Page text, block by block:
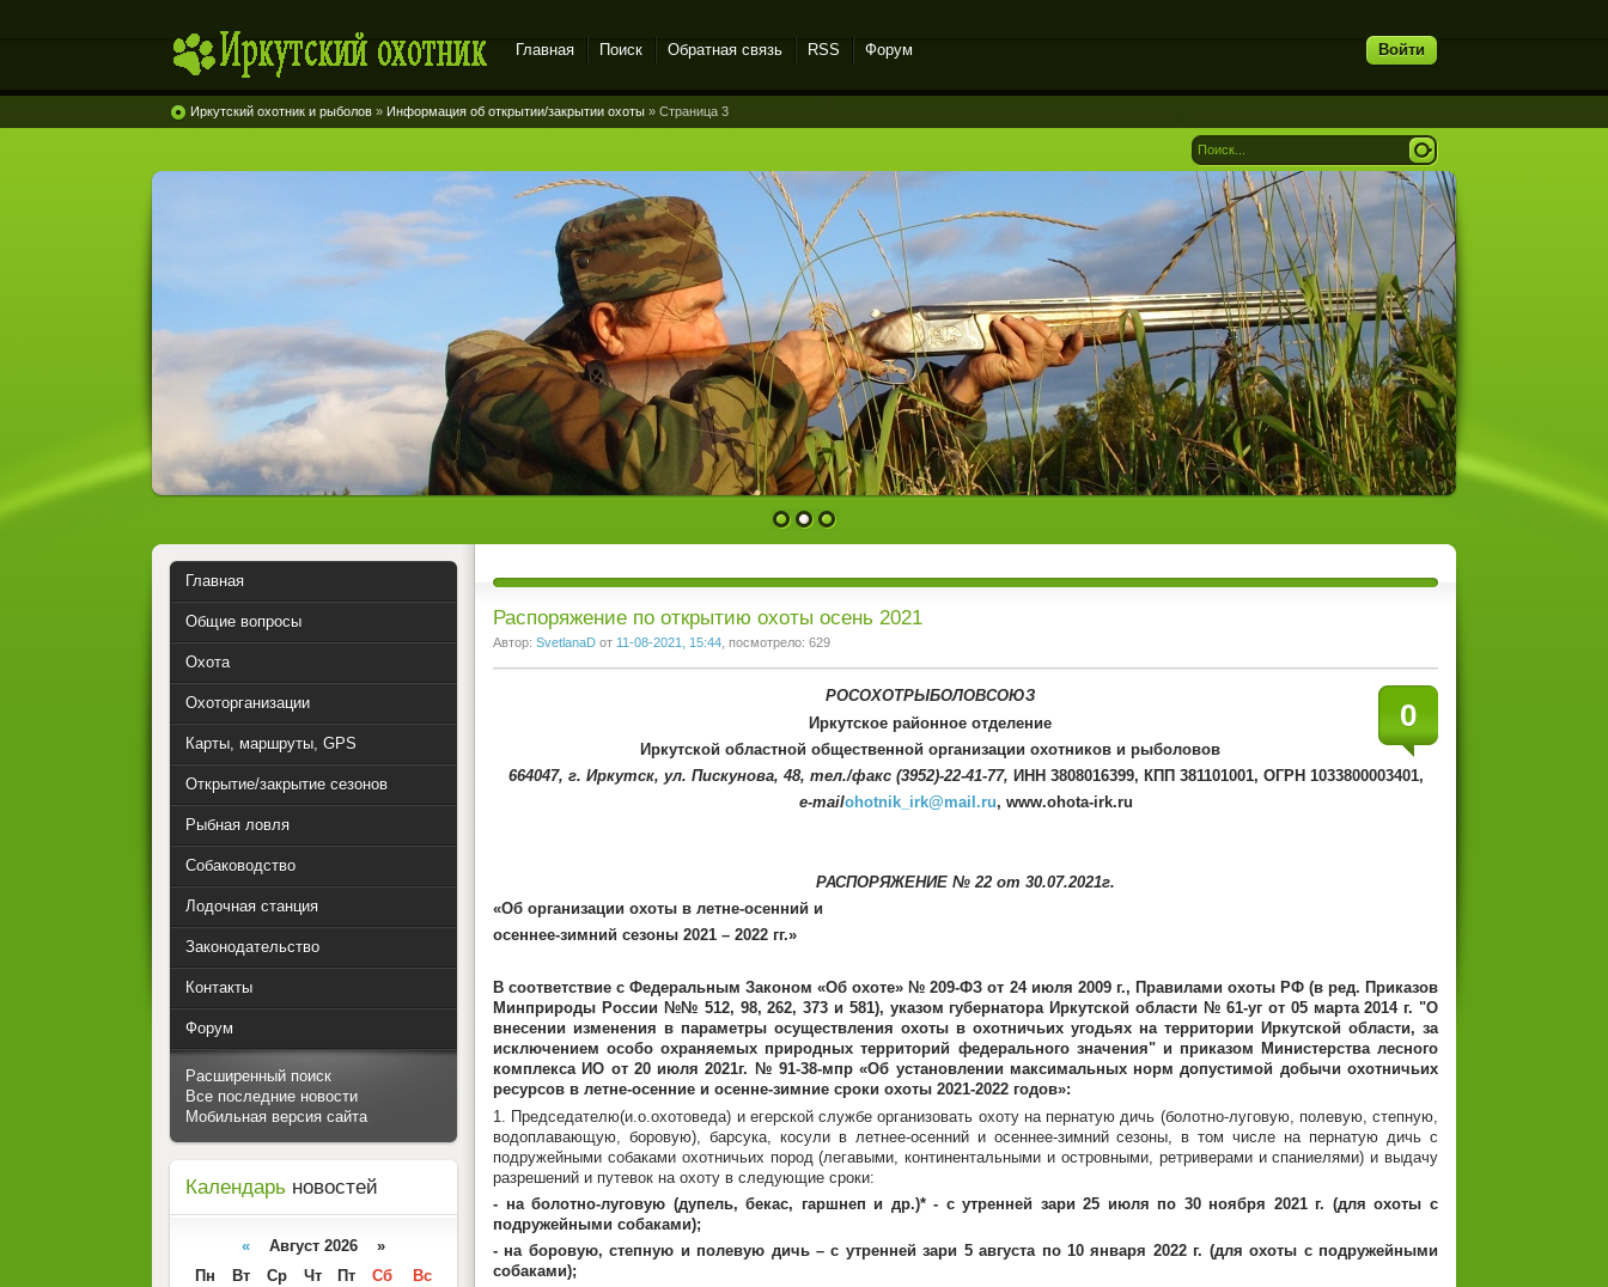
Иркутский охотник
Войти
Главная Поиск Обратная связь RSS Форум
Иркутский охотник и рыболов » Информация об открытии/закрытии охоты » Страница 3
1 2 3
Распоряжение по открытию охоты осень 2021
Автор: SvetlanaD от 11-08-2021, 15:44 , посмотрело: 629
0
РОСОХОТРЫБОЛОВСОЮЗ
Иркутское районное отделение
Иркутской областной общественной организации охотников и рыболовов
664047, г. Иркутск, ул. Пискунова, 48, тел./факс (3952)-22-41-77, ИНН 3808016399, КПП 381101001, ОГРН 1033800003401,
e-mailohotnik_irk@mail.ru, www.ohota-irk.ru
РАСПОРЯЖЕНИЕ № 22 от 30.07.2021г.
«Об организации охоты в летне-осенний и
осеннее-зимний сезоны 2021 – 2022 гг.»
В соответствие с Федеральным Законом «Об охоте» № 209-ФЗ от 24 июля 2009 г., Правилами охоты РФ (в ред. Приказов
Минприроды России №№ 512, 98, 262, 373 и 581), указом губернатора Иркутской области № 61-уг от 05 марта 2014 г. "О
внесении изменения в параметры осуществления охоты в охотничьих угодьях на территории Иркутской области, за
исключением особо охраняемых природных территорий федерального значения" и приказом Министерства лесного
комплекса ИО от 20 июля 2021г. № 91-38-мпр «Об установлении максимальных норм допустимой добычи охотничьих
ресурсов в летне-осенние и осенне-зимние сроки охоты 2021-2022 годов»:
1. Председателю(и.о.охотоведа) и егерской службе организовать охоту на пернатую дичь (болотно-луговую, полевую, степную,
водоплавающую, боровую), барсука, косули в летнее-осенний и осеннее-зимний сезоны, в том числе на пернатую дичь с
подружейными собаками охотничьих пород (легавыми, континентальными и островными, ретриверами и спаниелями) и выдачу
разрешений и путевок на охоту в следующие сроки:
- на болотно-луговую (дупель, бекас, гаршнеп и др.)* - с утренней зари 25 июля по 30 ноября 2021 г. (для охоты с
подружейными собаками);
- на боровую, степную и полевую дичь – с утренней зари 5 августа по 10 января 2022 г. (для охоты с подружейными
собаками);
Главная
Общие вопросы
Охота
Охоторганизации
Карты, маршруты, GPS
Открытие/закрытие сезонов
Рыбная ловля
Собаководство
Лодочная станция
Законодательство
Контакты
Форум
Расширенный поиск
Все последние новости
Мобильная версия сайта
Календарь новостей
« Август 2026 »
Пн
Вт Ср Чт Пт Сб
Вс